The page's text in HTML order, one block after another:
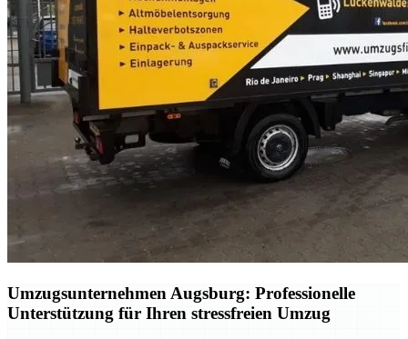
Umzugsunternehmen Augsburg: Professionelle
Unterstützung für Ihren stressfreien Umzug